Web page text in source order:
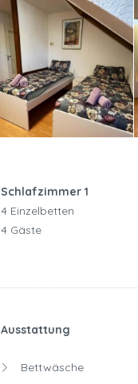
Schlafzimmer 1
4 Einzelbetten
4 Gäste
Ausstattung
Bettwäsche